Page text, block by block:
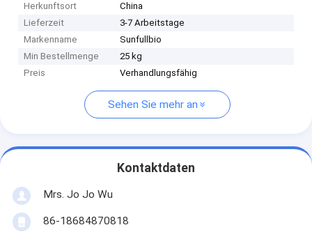
Herkunftsort
China
Lieferzeit
3-7 Arbeitstage
Markenname
Sunfullbio
Min Bestellmenge
25 kg
Preis
Verhandlungsfähig
Sehen Sie mehr an
Kontaktdaten
Mrs. Jo Jo Wu
86-18684870818